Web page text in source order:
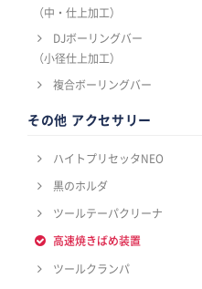
（中・仕上加工）
DJボーリングバー
（小径仕上加工）
複合ボーリングバー
その他 アクセサリー
ハイトプリセッタNEO
黒のホルダ
ツールテーパクリーナ
高速焼きばめ装置
ツールクランパ